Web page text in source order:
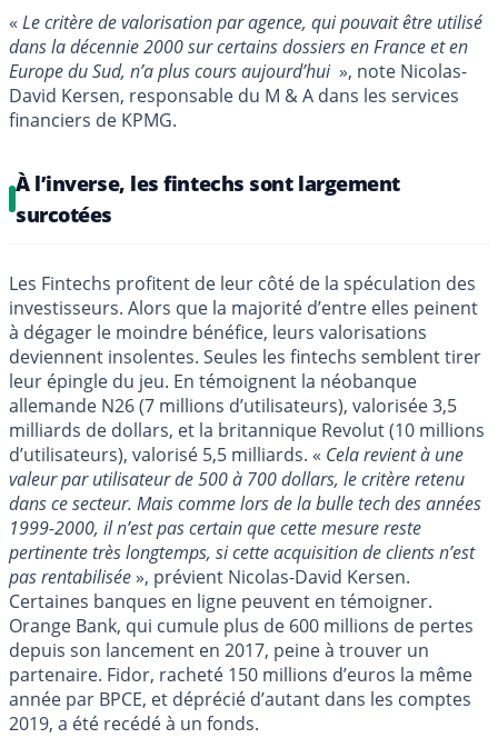
« Le critère de valorisation par agence, qui pouvait être utilisé
dans la décennie 2000 sur certains dossiers en France et en
Europe du Sud, n’a plus cours aujourd’hui », note Nicolas-
David Kersen, responsable du M & A dans les services
financiers de KPMG.
À l’inverse, les fintechs sont largement
surcotées
Les Fintechs profitent de leur côté de la spéculation des
investisseurs. Alors que la majorité d’entre elles peinent
à dégager le moindre bénéfice, leurs valorisations
deviennent insolentes. Seules les fintechs semblent tirer
leur épingle du jeu. En témoignent la néobanque
allemande N26 (7 millions d’utilisateurs), valorisée 3,5
milliards de dollars, et la britannique Revolut (10 millions
d’utilisateurs), valorisé 5,5 milliards. « Cela revient à une
valeur par utilisateur de 500 à 700 dollars, le critère retenu
dans ce secteur. Mais comme lors de la bulle tech des années
1999-2000, il n’est pas certain que cette mesure reste
pertinente très longtemps, si cette acquisition de clients n’est
pas rentabilisée», prévient Nicolas-David Kersen.
Certaines banques en ligne peuvent en témoigner.
Orange Bank, qui cumule plus de 600 millions de pertes
depuis son lancement en 2017, peine à trouver un
partenaire. Fidor, racheté 150 millions d’euros la même
année par BPCE, et déprécié d’autant dans les comptes
2019, a été recédé à un fonds.